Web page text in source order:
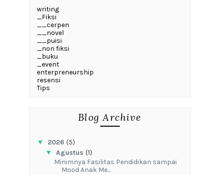
writing
_Fiksi
__cerpen
__novel
__puisi
_non fiksi
_buku
_event
enterpreneurship
resensi
Tips
Blog Archive
▼ 2026 (5)
▼ Agustus (1)
‎Minimnya Fasilitas Pendidikan sampai
Mood Anak Me...